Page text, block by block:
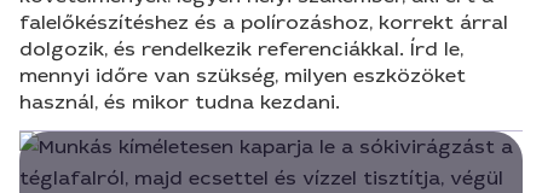
falelőkészítéshez és a polírozáshoz, korrekt árral
dolgozik, és rendelkezik referenciákkal. Írd le,
mennyi időre van szükség, milyen eszközöket
használ, és mikor tudna kezdani.